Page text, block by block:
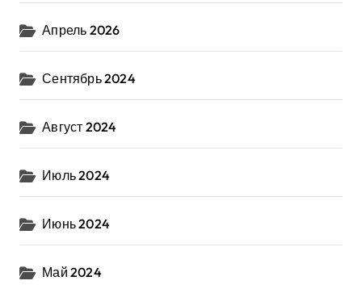
Апрель 2026
Сентябрь 2024
Август 2024
Июль 2024
Июнь 2024
Май 2024